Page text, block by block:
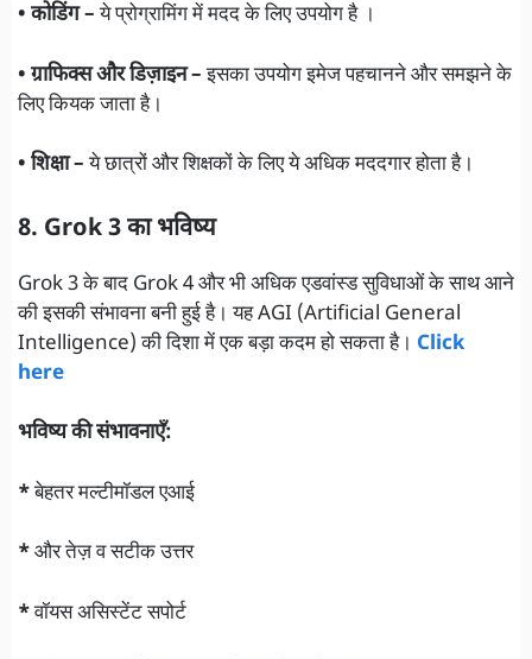
• कोडिंग –ये प्रोग्रामिंग में मदद के लिए उपयोग है ।
• ग्राफिक्स और डिज़ाइन –इसका उपयोग इमेज पहचानने और समझने के
लिए कियक जाता है।
• शिक्षा –ये छात्रों और शिक्षकों के लिए ये अधिक मददगार होता है।
8. Grok 3 का भविष्य
Grok 3 के बाद Grok 4 और भी अधिक एडवांस्ड सुविधाओं के साथ आने
की इसकी संभावना बनी हुई है। यह AGI (Artificial General
Intelligence) की दिशा में एक बड़ा कदम हो सकता है। Click
here
भविष्य की संभावनाएँ:
*बेहतर मल्टीमॉडल एआई
*और तेज़ व सटीक उत्तर
*वॉयस असिस्टेंट सपोर्ट